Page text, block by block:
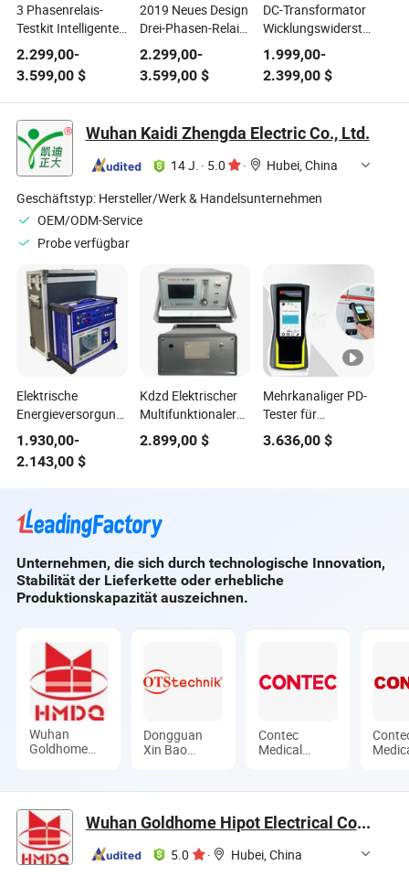
3 Phasenrelais-
Testkit Intelligentes
Schutzprüfgerät
Relais-
Schutzprüfsystem
2.299,00-
3.599,00 $
2019 Neues Design
Drei-Phasen-Relais-
Schutz-
Mikrocomputer-
Test-System
Relaisprüfer
2.299,00-
3.599,00$
DC-Transformator
Komplettlinie
Stromversorgungssystem
Testausrüstung
1.999,00-
2.399,00$
Wuhan Kaidi Zhengda Electric Co., Ltd.
14 J. · 5.0 ·
Hubei, China
Geschäftstyp: Hersteller/Werk & Handelsunternehmen
OEM/ODM-Service
Probe verfügbar
Elektrische
Energieversorgungssysteme
Intelligente
Umspannstation 3
Phasen-
Sekundärstrom-
Injektionsschutztester
1.930,00-
2.143,00 $
Kdzd Elektrischer
Multifunktionaler
Sf6
Zersetzungsumfassender
System
2.899,00$
Mehrkanaliger PD-
Tester für
unter Verwendung
3.636,00$
Unternehmen, die sich durch technologische Innovation,
Stabilität der Lieferkette oder erhebliche
Produktionskapazität auszeichnen.
Wuhan
Goldhome
Ltd.
Dongguan
Xin Bao
Contec
Medical
Wuhan Goldhome Hipot Electrical Co., Ltd.
5.0 · Hubei, China